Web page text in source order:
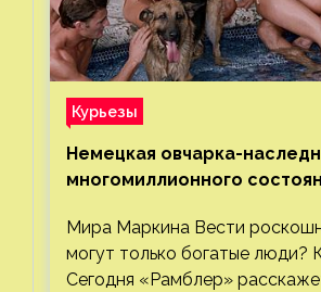
Курьезы
Немецкая овчарка-
многомиллионного
Мира Маркина Вести
могут только богатые люди?
Сегодня «Рамблер»